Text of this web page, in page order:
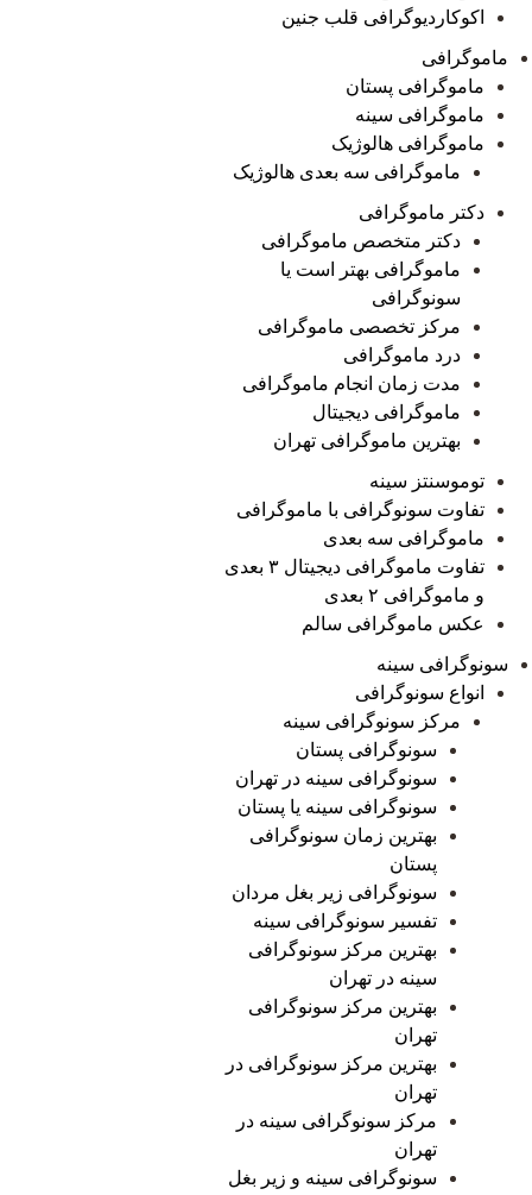
اکوکاردیوگرافی قلب جنین
ماموگرافی
ماموگرافی پستان
ماموگرافی سینه
ماموگرافی هالوژیک
ماموگرافی سه بعدی هالوژیک
دکتر ماموگرافی
دکتر متخصص ماموگرافی
ماموگرافی بهتر است یا
سونوگرافی
مرکز تخصصی ماموگرافی
درد ماموگرافی
مدت زمان انجام ماموگرافی
ماموگرافی دیجیتال
بهترین ماموگرافی تهران
توموسنتز سینه
تفاوت سونوگرافی با ماموگرافی
ماموگرافی سه بعدی
تفاوت ماموگرافی دیجیتال ۳ بعدی
و ماموگرافی ۲ بعدی
عکس ماموگرافی سالم
سونوگرافی سینه
انواع سونوگرافی
مرکز سونوگرافی سینه
سونوگرافی پستان
سونوگرافی سینه در تهران
سونوگرافی سینه یا پستان
بهترین زمان سونوگرافی
پستان
سونوگرافی زیر بغل مردان
تفسیر سونوگرافی سینه
بهترین مرکز سونوگرافی
سینه در تهران
بهترین مرکز سونوگرافی
تهران
بهترین مرکز سونوگرافی در
تهران
مرکز سونوگرافی سینه در
تهران
سونوگرافی سینه و زیر بغل